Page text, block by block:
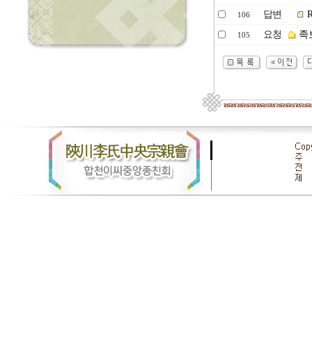
106 답변
105 요청 족